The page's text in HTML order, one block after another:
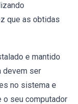
que as obtidas
e mantido
devem ser
no sistema e
o seu computador